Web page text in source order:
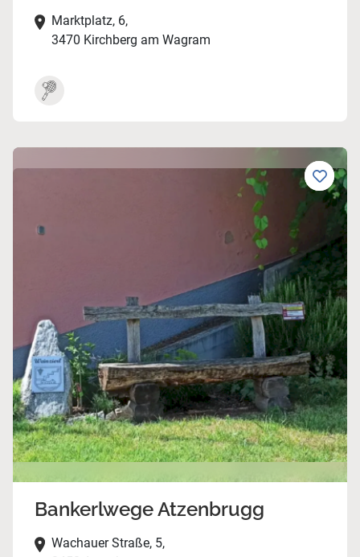
Marktplatz, 6,
3470 Kirchberg am Wagram
Bankerlwege Atzenbrugg
Wachauer Straße, 5,